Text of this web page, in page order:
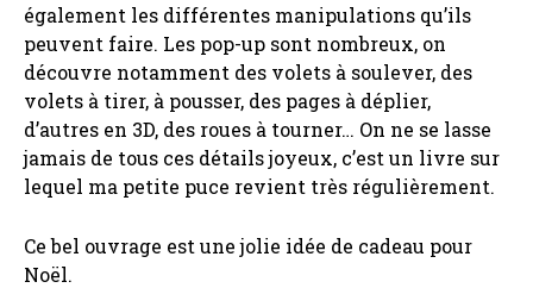
également les différentes manipulations qu’ils
peuvent faire. Les pop-up sont nombreux, on
découvre notamment des volets à soulever, des
volets à tirer, à pousser, des pages à déplier,
d’autres en 3D, des roues à tourner… On ne se lasse
jamais de tous ces détails joyeux, c’est un livre sur
lequel ma petite puce revient très régulièrement.
Ce bel ouvrage est une jolie idée de cadeau pour
Noël.